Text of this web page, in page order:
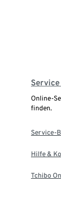
Online-
finden.
Service-
Hilfe &
Tchibo